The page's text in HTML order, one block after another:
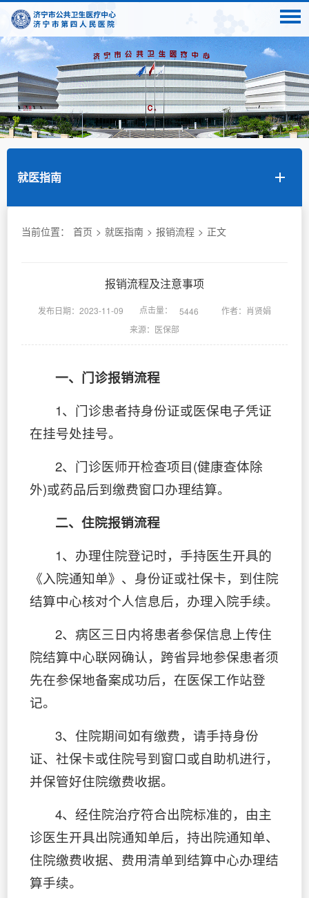
就医指南
当前位置： 首页 > 就医指南 > 报销流程 > 正文
报销流程及注意事项
发布日期：2023-11-09 点击量： 5446
作者：肖贤娟
来源：医保部
一、门诊报销流程
1、门诊患者持身份证或医保电子凭证
在挂号处挂号。
2、门诊医师开检查项目(健康查体除
外)或药品后到缴费窗口办理结算。
二、住院报销流程
1、办理住院登记时，手持医生开具的
《入院通知单》、身份证或社保卡，到住院
结算中心核对个人信息后，办理入院手续。
2、病区三日内将患者参保信息上传住
院结算中心联网确认，跨省异地参保患者须
先在参保地备案成功后，在医保工作站登
记。
3、住院期间如有缴费，请手持身份
证、社保卡或住院号到窗口或自助机进行，
并保管好住院缴费收据。
4、经住院治疗符合出院标准的，由主
诊医生开具出院通知单后，持出院通知单、
住院缴费收据、费用清单到结算中心办理结
算手续。